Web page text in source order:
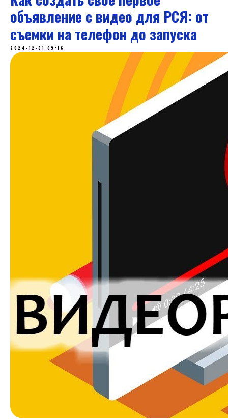
объявление с видео для РСЯ: от
съемки на телефон до запуска
2024-12-31 09:16